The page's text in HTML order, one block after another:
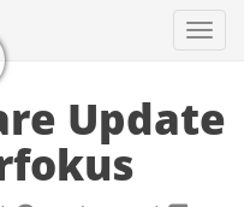
Update